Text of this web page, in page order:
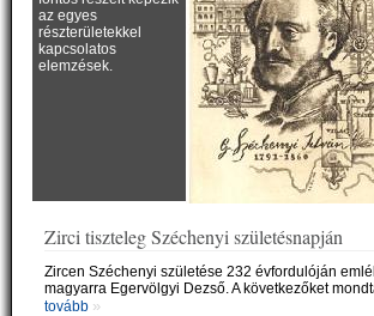
az egyes
részterületekkel
kapcsolatos
elemzések.
Zirci tiszteleg Széchenyi születésnapján
Zircen Széchenyi születése 232 évfordulóján
magyarra Egervölgyi Dezső. A következőket
tovább »